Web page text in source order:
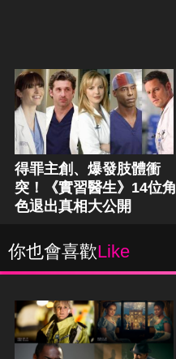
得罪主創、爆發肢體衝
突！《實習醫生》14位角
色退出真相大公開
你也會喜歡Like